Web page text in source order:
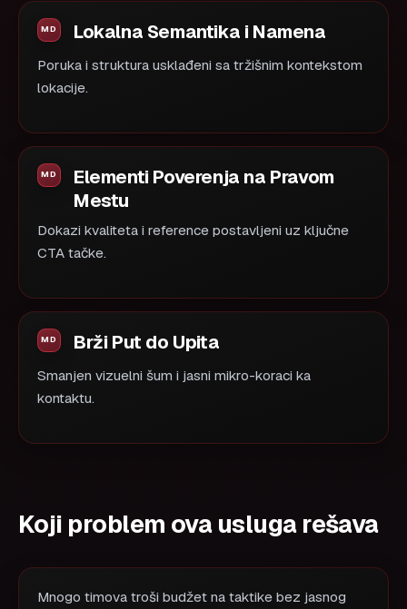
Lokalna Semantika i Namena
Poruka i struktura usklađeni sa tržišnim kontekstom
lokacije.
Elementi Poverenja na Pravom
Mestu
Dokazi kvaliteta i reference postavljeni uz ključne
CTA tačke.
Brži Put do Upita
Smanjen vizuelni šum i jasni mikro-koraci ka
kontaktu.
Koji problem ova usluga rešava
Mnogo timova troši budžet na taktike bez jasnog